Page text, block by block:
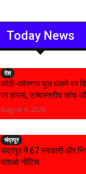
Today News
देश
कोठी-कोरणार पुल धंसने पर
पर हमला, उच्चस्तरीय जांच
August 6, 2026
चंद्रपूर
चंद्रपुर में 67 सरकारी और
बताओ नोटिस